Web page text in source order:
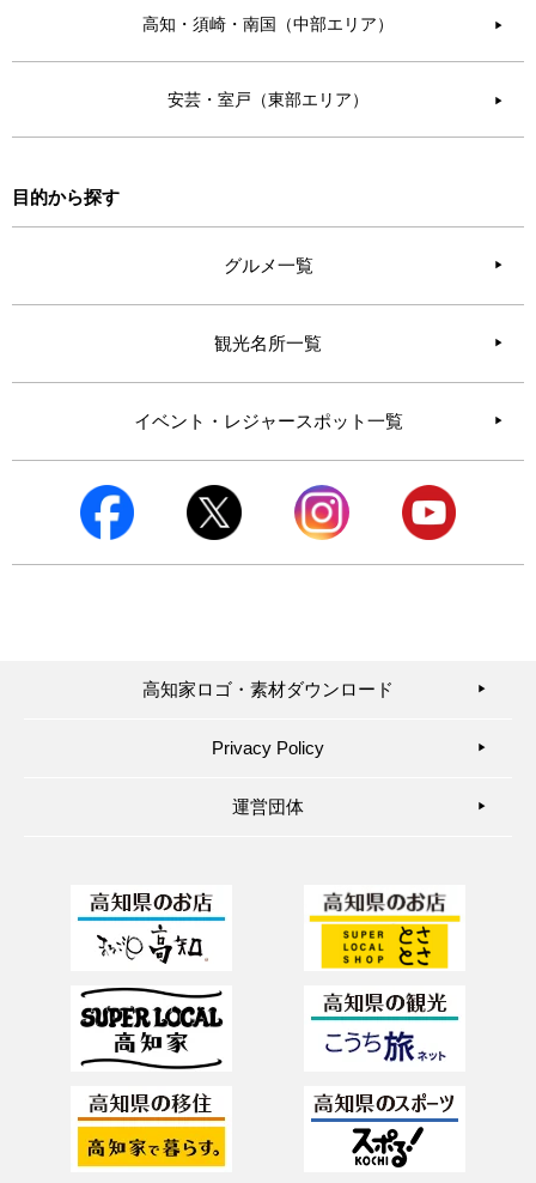
高知・須崎・南国（中部エリア） ▶︎
安芸・室戸（東部エリア） ▶︎
目的から探す
グルメ一覧
観光名所一覧
イベント・レジャースポット一覧
高知家ロゴ・素材ダウンロード ▶︎
Privacy Policy ▶︎
運営団体 ▶︎